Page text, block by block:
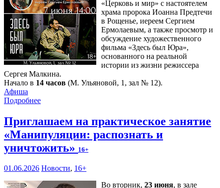
«Церковь и мир» с настоятелем
храма пророка Иоанна Предтечи
в Рощенье, иереем Сергием
Ермолаевым, а также просмотр и
обсуждение художественного
фильма «Здесь был Юра»,
основанного на реальной
истории из жизни режиссера
Сергея Малкина.
Начало в 14 часов (М. Ульяновой, 1, зал № 12).
Афиша
Подробнее
Приглашаем на практическое занятие
«Манипуляции: распознать и
уничтожить» 16+
01.06.2026 Новости, 16+
Во вторник, 23 июня, в зале